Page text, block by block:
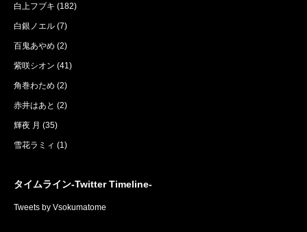
白上フブキ (182)
白銀ノエル (7)
百鬼あやめ (2)
紫咲シオン (41)
角巻わため (2)
赤井はあと (2)
輝夜 月 (35)
雪花ラミィ (1)
タイムライン-Twitter Timeline-
Tweets by Vsokumatome